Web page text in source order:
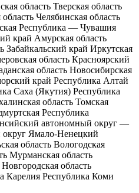
область Тверская область
Челябинская область
Республика — Чувашия
край Амурская область
Забайкальский край Иркутская
область Красноярский
область Новосибирская
край Республика Алтай
Саха (Якутия) Республика
область Томская
Республика
автономный округ —
Ямало-Ненецкий
область Вологодская
Мурманская область
Новгородская область
Карелия Республика Коми